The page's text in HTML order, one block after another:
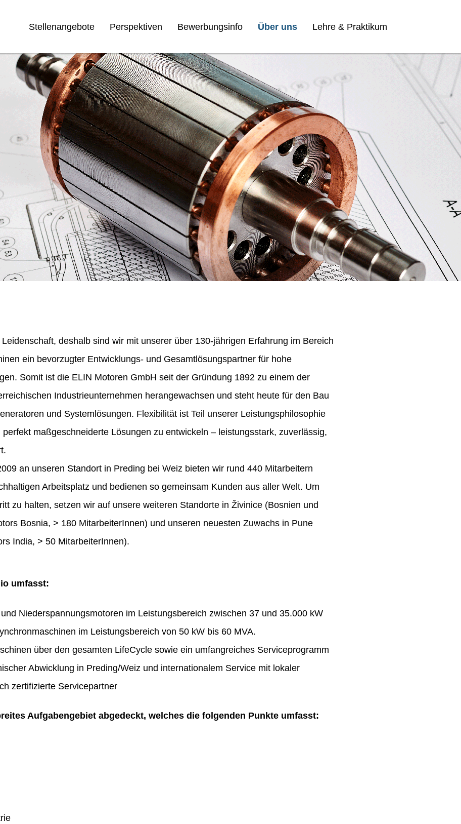
Stellenangebote Perspektiven Bewerbungsinfo Über uns Lehre & Praktikum
deshalb sind wir mit unserer über 130-jährigen Erfahrung im Bereich
ein bevorzugter Entwicklungs- und Gesamtlösungspartner für hohe
Somit ist die ELIN Motoren GmbH seit der Gründung 1892 zu einem der
Industrieunternehmen herangewachsen und steht heute für den Bau
und Systemlösungen. Flexibilität ist Teil unserer Leistungsphilosophie
maßgeschneiderte Lösungen zu entwickeln – leistungsstark, zuverlässig,
an unseren Standort in Preding bei Weiz bieten wir rund 440 Mitarbeitern
Arbeitsplatz und bedienen so gemeinsam Kunden aus aller Welt. Um
zu halten, setzen wir auf unsere weiteren Standorte in Živinice (Bosnien und
Bosnia, > 180 MitarbeiterInnen) und unseren neuesten Zuwachs in Pune
India, > 50 MitarbeiterInnen).
umfasst:
Niederspannungsmotoren im Leistungsbereich zwischen 37 und 35.000 kW
im Leistungsbereich von 50 kW bis 60 MVA.
über den gesamten LifeCycle sowie ein umfangreiches Serviceprogramm
Abwicklung in Preding/Weiz und internationalem Service mit lokaler
zertifizierte Servicepartner
Aufgabengebiet abgedeckt, welches die folgenden Punkte umfasst: